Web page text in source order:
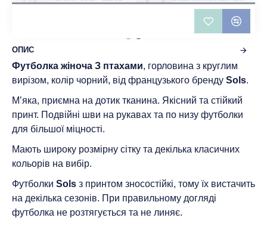
біла - DTF11502
ОПИС
Футболка жіноча З птахами, горловина з круглим
вирізом, колір чорний, від французького бренду Sols.
М’яка, приємна на дотик тканина. Якісний та стійкий
принт. Подвійні шви на рукавах та по низу футболки
для більшої міцності.
Мають широку розмірну сітку та декілька класичних
кольорів на вибір.
Футболки Sols з принтом зносостійкі, тому їх вистачить
на декілька сезонів. При правильному догляді
футболка не розтягується та не линяє.